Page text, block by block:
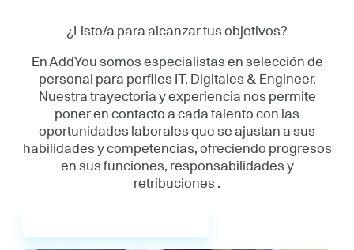
¿Listo/a para alcanzar tus objetivos?
En AddYou somos especialistas en selección de
personal para perfiles IT, Digitales & Engineer.
Nuestra trayectoria y experiencia nos permite
poner en contacto a cada talento con las
oportunidades laborales que se ajustan a sus
habilidades y competencias, ofreciendo progresos
en sus funciones, responsabilidades y
retribuciones .